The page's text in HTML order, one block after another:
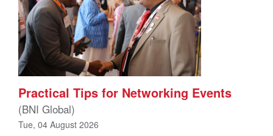
Practical Tips for Networking Events
(BNI Global)
Tue, 04 August 2026